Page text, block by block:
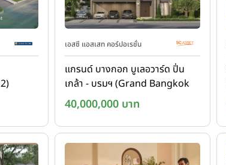
เอสซี แอสเสท คอร์ปอเรชั่น
แกรนด์ บางกอก บูเลอวาร์ด ปิ่น
เกล้า - บรมฯ (Grand Bangkok
Boulevard Pinklao - Borom)
40,000,000 บาท